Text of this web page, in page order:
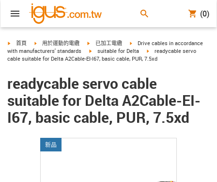
(0)
igus-icon-arrow-right
首頁 igus-icon-arrow-right
用於運動的電纜 igus-icon-arrow-right
已加工電纜 igus-icon-arrow-right
Drive cables in accordance
with manufacturers' standards
igus-icon-arrow-right
suitable for Delta igus-icon-arrow-right
readycable servo
cable suitable for Delta A2Cable-EI-I67, basic cable, PUR, 7.5xd
readycable servo cable
suitable for Delta A2Cable-EI-
I67, basic cable, PUR, 7.5xd
新品